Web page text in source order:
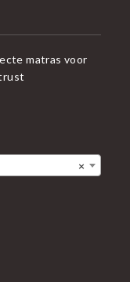
matras voor
×